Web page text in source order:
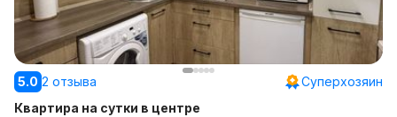
5.0 2 отзыва
Суперхозяин
Квартира на сутки в центре